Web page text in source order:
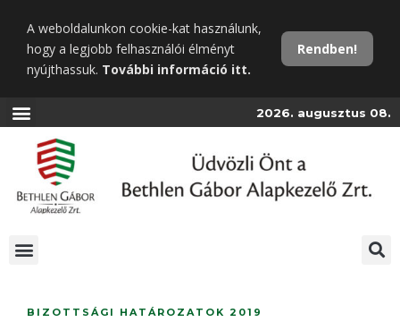
tartalomra
A weboldalunkon cookie-kat használunk,
hogy a legjobb felhasználói élményt
nyújthassuk. További információ itt.
Rendben!
2026. augusztus 08.
BIZOTTSÁGI HATÁROZATOK 2019